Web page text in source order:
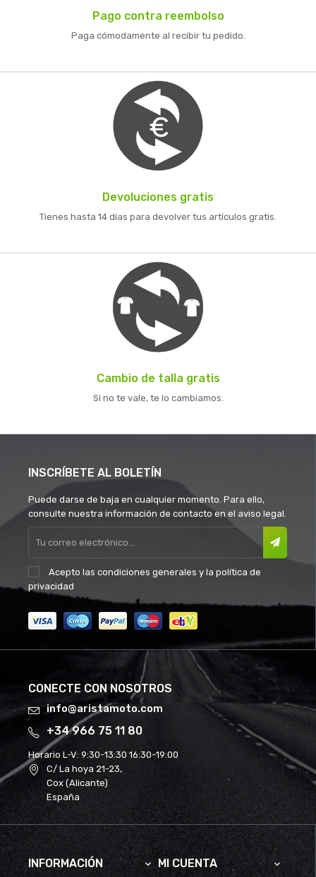
Pago contra reembolso
Paga cómodamente al recibir tu pedido.
Devoluciones gratis
Tienes hasta 14 días para devolver tus artículos gratis.
Cambio de talla gratis
Si no te vale, te lo cambiamos.
INSCRÍBETE AL BOLETÍN
Puede darse de baja en cualquier momento. Para ello,
consulte nuestra información de contacto en el aviso legal.
Acepto las condiciones generales y la política de
privacidad
CONECTE CON NOSOTROS
info@aristamoto.com
+34 966 75 11 80
Horario L-V: 9:30-13:30 16:30-19:00
C/ La hoya 21-23,
Cox (Alicante)
España
INFORMACIÓN  MI CUENTA 